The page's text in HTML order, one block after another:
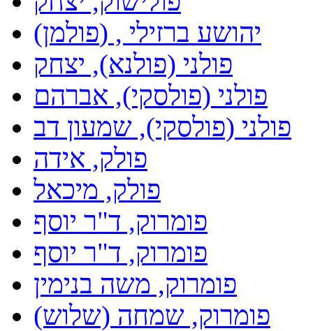
(פולמן) , יהושע ברזילי
פולני (פולנא), יצחק
פולני (פולסקי), אברהם
פולני (פולסקי), שמעון דב
פולק, אידה
פולק, מיכאל
פומרוק, ד"ר יוסף
פומרוק, ד"ר יוסף
פומרוק, משה בנימין
פומרוק, שמחה (שלוש)